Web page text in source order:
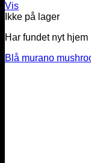
Vis
Ikke på lager
Har fundet nyt hjem
Blå murano